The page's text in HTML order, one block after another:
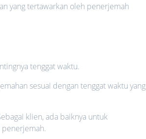
yang tertawarkan oleh penerjemah
tenggat waktu.
sesuai dengan tenggat waktu yang
klien, ada baiknya untuk
penerjemah.